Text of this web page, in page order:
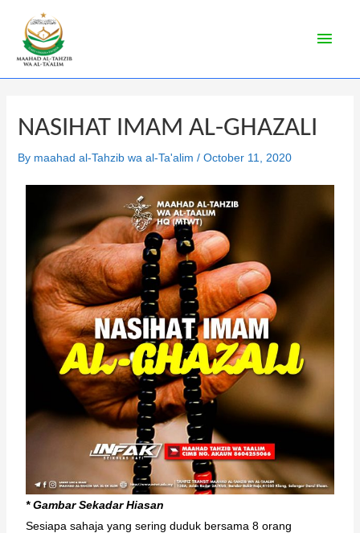
NASIHAT IMAM AL-GHAZALI
By maahad al-Tahzib wa al-Ta'alim / October 11, 2020
* Gambar Sekadar Hiasan
Sesiapa sahaja yang sering duduk bersama 8 orang